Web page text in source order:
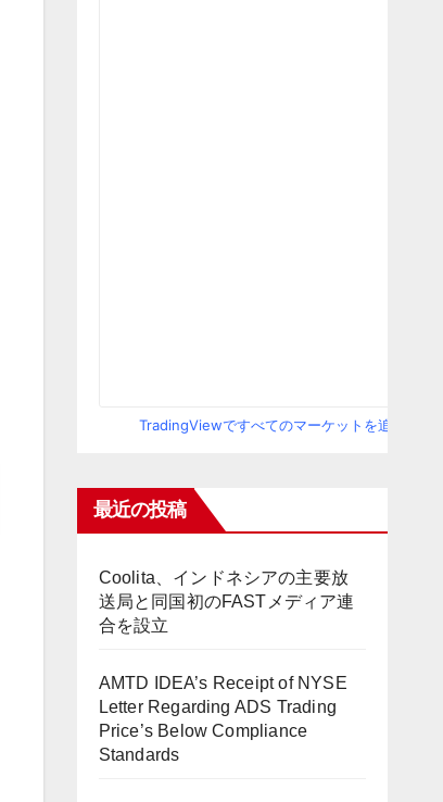
TradingViewですべてのマーケットを追跡
最近の投稿
Coolita、インドネシアの主要放
送局と同国初のFASTメディア連
合を設立
AMTD IDEA’s Receipt of NYSE
Letter Regarding ADS Trading
Price’s Below Compliance
Standards